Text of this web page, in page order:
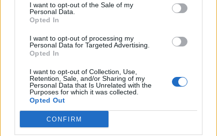
I want to opt-out of the Sale of my
Personal Data.
Opted In
I want to opt-out of processing my
Personal Data for Targeted Advertising.
Opted In
I want to opt-out of Collection, Use,
Retention, Sale, and/or Sharing of my
Personal Data that Is Unrelated with the
Purposes for which it was collected.
Opted Out
CONFIRM
Ακολουθήστε το Pink.gr στο
μάθετε πρώτοιτα πιο hot νέα.
Ακολουθήστε το Pink.gr και στο